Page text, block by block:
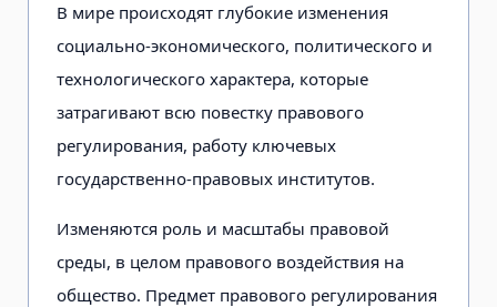
В мире происходят глубокие изменения
социально-экономического, политического и
технологического характера, которые
затрагивают всю повестку правового
регулирования, работу ключевых
государственно-правовых институтов.
Изменяются роль и масштабы правовой
среды, в целом правового воздействия на
общество. Предмет правового регулирования